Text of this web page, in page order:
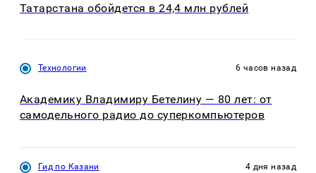
Татарстана обойдется в 24,4 млн рублей
Технологии 6 часов назад
Академику Владимиру Бетелину — 80 лет: от
самодельного радио до суперкомпьютеров
Гид по Казани 4 дня назад